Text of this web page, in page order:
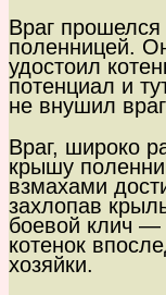
Враг
поленницей.
удостоил
потенциал и
не внушил
Враг, широко
крышу
взмахами
захлопав
боевой клич —
котенок
хозяйки.